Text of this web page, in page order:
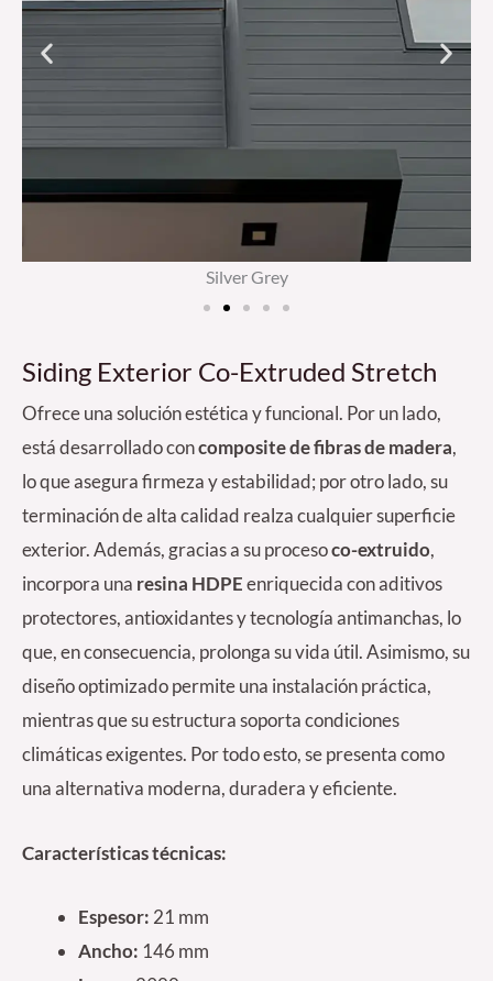
Silver Grey
Siding Exterior Co-Extruded Stretch
Ofrece una solución estética y funcional. Por un lado,
está desarrollado concomposite de fibras de madera,
lo que asegura firmeza y estabilidad; por otro lado, su
terminación de alta calidad realza cualquier superficie
exterior. Además, gracias a su procesoco-extruido,
incorpora una resina HDPEenriquecida con aditivos
protectores, antioxidantes y tecnología antimanchas, lo
que, en consecuencia, prolonga su vida útil. Asimismo, su
diseño optimizado permite una instalación práctica,
mientras que su estructura soporta condiciones
climáticas exigentes. Por todo esto, se presenta como
una alternativa moderna, duradera y eficiente.
Características técnicas:
Espesor: 21 mm
Ancho: 146 mm